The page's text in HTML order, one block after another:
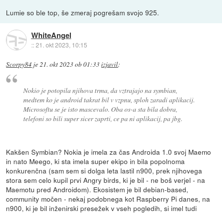
Lumie so ble top, še zmeraj pogrešam svojo 925.
WhiteAngel
::21. okt 2023, 10:15
Scorpy84 je21. okt 2023 ob 01:33izjavil:
Nokio je potopila njihova trma, da vztrajajo na symbian,
medtem ko je android takrat bil v vzpnu, sploh zaradi aplikacij.
Microsoftu se je isto mascevalo. Oba os-a sta bila dobra,
telefoni so bili super sicer zaprti, ce pa ni aplikacij, pa jbg.
Kakšen Symbian? Nokia je imela za čas Androida 1.0 svoj Maemo
in nato Meego, ki sta imela super ekipo in bila popolnoma
konkurenčna (sam sem si dolga leta lastil n900, prek njihovega
stora sem celo kupil prvi Angry birds, ki je bil - ne boš verjel - na
Maemotu pred Androidom). Ekosistem je bil debian-based,
community močen - nekaj podobnega kot Raspberry Pi danes, na
n900, ki je bil inženirski presežek v vseh pogledih, si imel tudi